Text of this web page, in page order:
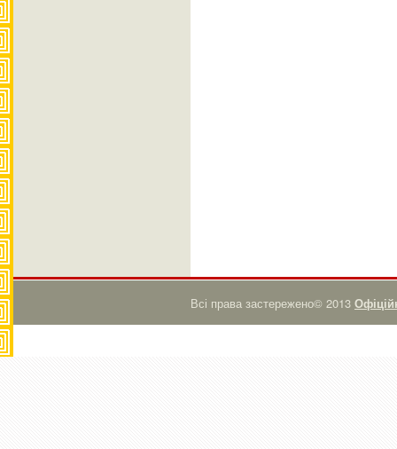
Всі права застережено© 2013